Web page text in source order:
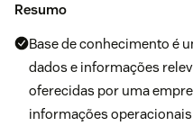
Resumo
Base de conhecimento é
dados e informações
oferecidas por uma
informações